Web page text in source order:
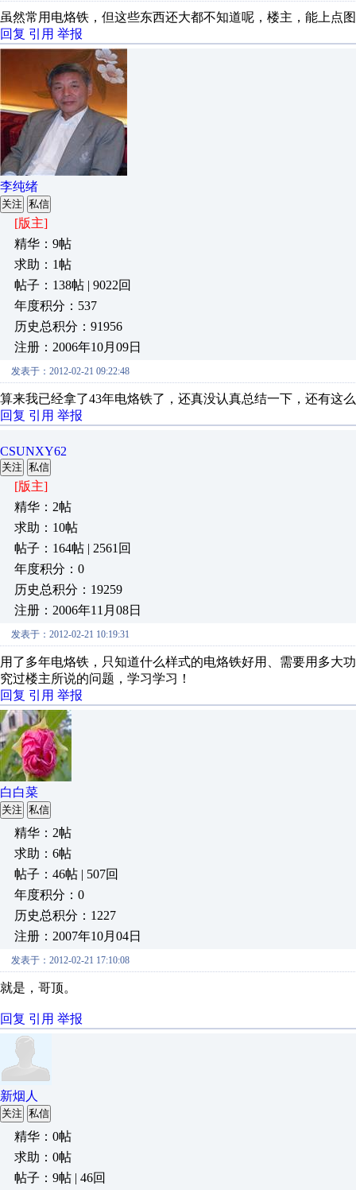
虽然常用电烙铁，但这些东西还大都不知道呢，楼主，能上点
回复 引用 举报
李纯绪
关注 私信
[版主]
精华：9帖
求助：1帖
帖子：138帖 | 9022回
年度积分：537
历史总积分：91956
注册：2006年10月09日
发表于：2012-02-21 09:22:48
算来我已经拿了43年电烙铁了，还真没认真总结一下，还有这
回复 引用 举报
CSUNXY62
关注 私信
[版主]
精华：2帖
求助：10帖
帖子：164帖 | 2561回
年度积分：0
历史总积分：19259
注册：2006年11月08日
发表于：2012-02-21 10:19:31
用了多年电烙铁，只知道什么样式的电烙铁好用、需要用多大
究过楼主所说的问题，学习学习！
回复 引用 举报
白白菜
关注 私信
精华：2帖
求助：6帖
帖子：46帖 | 507回
年度积分：0
历史总积分：1227
注册：2007年10月04日
发表于：2012-02-21 17:10:08
就是，哥顶。
回复 引用 举报
新烟人
关注 私信
精华：0帖
求助：0帖
帖子：9帖 | 46回